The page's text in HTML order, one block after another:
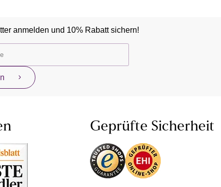
anmelden und 10% Rabatt sichern!
Geprüfte Sicherheit